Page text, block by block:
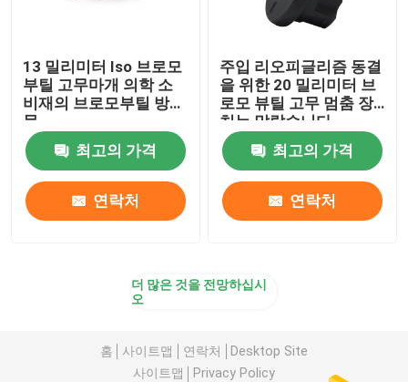
13 밀리미터 Iso 브로모
부틸 고무마개 의학 소
비재의 브로모부틸 방해
물
최고의 가격
연락처
주입 리오피글리즘 동결
을 위한 20 밀리미터 브
로모 뷰틸 고무 멈춤 장
치는 말랐습니다
최고의 가격
연락처
더 많은 것을 전망하십시
오
홈 사이트맵 연락처
Desktop Site
사이트맵
Privacy Policy